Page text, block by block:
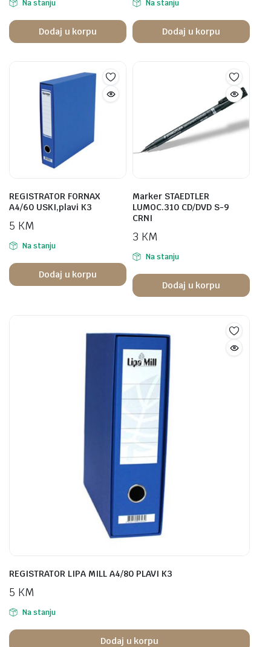
Na stanju
Dodaj u korpu
Na stanju
Dodaj u korpu
REGISTRATOR FORNAX
A4/60 USKI,plavi K3
5 KM
Na stanju
Dodaj u korpu
Marker STAEDTLER
LUMOC.310 CD/DVD S-9
CRNI
3 KM
Na stanju
Dodaj u korpu
REGISTRATOR LIPA MILL A4/80 PLAVI K3
5 KM
Na stanju
Dodaj u korpu